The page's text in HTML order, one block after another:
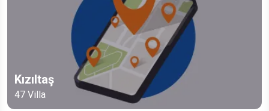
Kızıltaş
47 Villa